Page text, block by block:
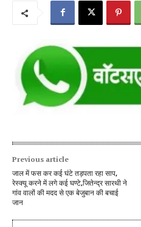
Previous article
जाल में फस कर कई घंटे तड़पता रहा साप,
रेस्क्यू करने में लगे कई घण्टे,जितेन्द्र सारथी ने
गांव वालों की मदद से एक बेजुबान की बचाई
जान